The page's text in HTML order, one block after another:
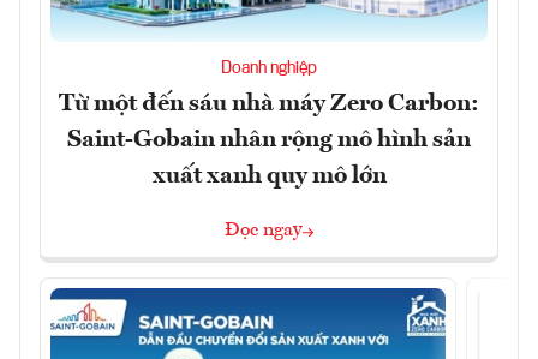
Doanh nghiệp
Từ một đến sáu nhà máy Zero Carbon:
Saint-Gobain nhân rộng mô hình sản
xuất xanh quy mô lớn
Đọc ngay